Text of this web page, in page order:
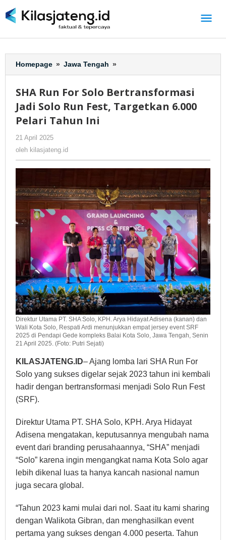
ke
Homepage » Jawa Tengah »
Run
Solo
Bertransformasi
Targetkan
6.000
Tahun
Ini
SHA Run For Solo Bertransformasi
Jadi Solo Run Fest, Targetkan 6.000
Pelari Tahun Ini
21 April 2025
kilasjateng.id
oleh kilasjateng.id
Direktur Utama PT. SHA Solo, KPH. Arya Hidayat Adisena (kanan) dan
Wali Kota Solo, Respati Ardi menunjukkan empat jersey event SRF
2025 di Pendapi Gede kompleks Balai Kota Solo, Jawa Tengah, Senin
21 April 2025. (Foto: Putri Sejati)
KILASJATENG.ID– Ajang lomba lari SHA Run For
Solo yang sukses digelar sejak 2023 tahun ini kembali
hadir dengan bertransformasi menjadi Solo Run Fest
(SRF).
Direktur Utama PT. SHA Solo, KPH. Arya Hidayat
Adisena mengatakan, keputusannya mengubah nama
event dari branding perusahaannya, “SHA” menjadi
“Solo” karena ingin mengangkat nama Kota Solo agar
lebih dikenal luas ta hanya kancah nasional namun
juga secara global.
“Tahun 2023 kami mulai dari nol. Saat itu kami sharing
dengan Walikota Gibran, dan menghasilkan event
pertama yang sukses dengan 4.000 peserta. Tahun